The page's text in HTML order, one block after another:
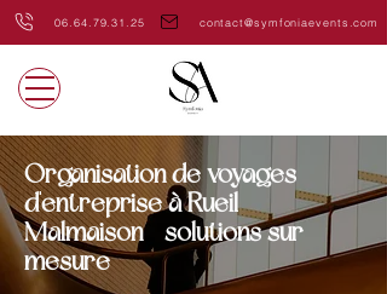
06.64.79.31.25 contact@symfoniaevents.com
Organisation de voyages
d'entreprise à Rueil-
Malmaison - solutions sur-
mesure